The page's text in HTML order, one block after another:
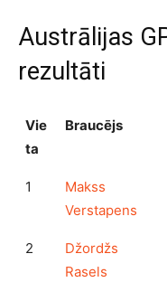
Austrālijas
rezultāti
Vie
ta
Braucējs
1
Makss
Verstapens
2
Džordžs
Rasels